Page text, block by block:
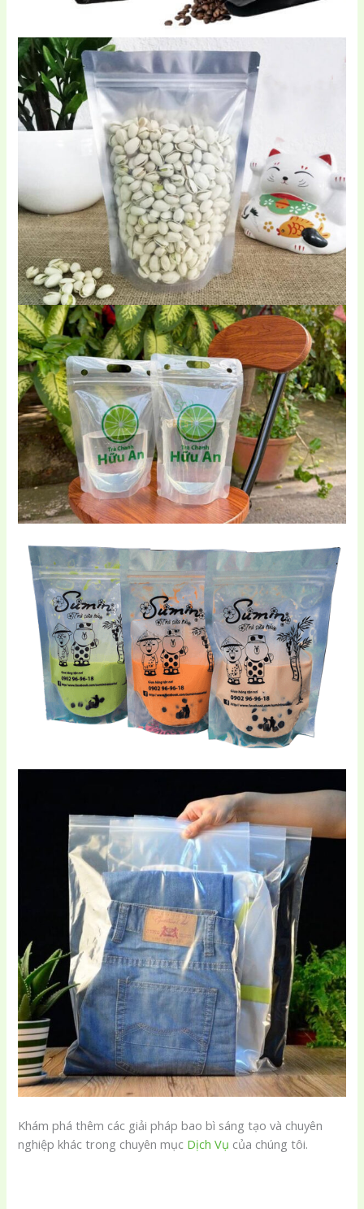
Khám phá thêm các giải pháp bao bì sáng tạo và chuyên
nghiệp khác trong chuyên mục Dịch Vụ của chúng tôi.